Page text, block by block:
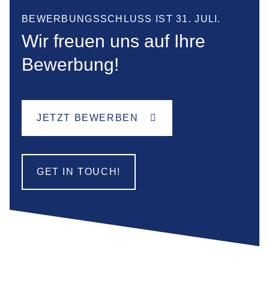
BEWERBUNGSSCHLUSS IST 31. JULI.
Wir freuen uns auf Ihre
Bewerbung!
JETZT BEWERBEN
GET IN TOUCH!